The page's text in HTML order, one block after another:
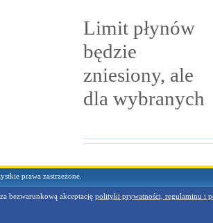
Limit płynów
będzie
zniesiony, ale
dla wybranych
prawa zastrzeżone.
bezwarunkową akceptację polityki prywatności, regulaminu i